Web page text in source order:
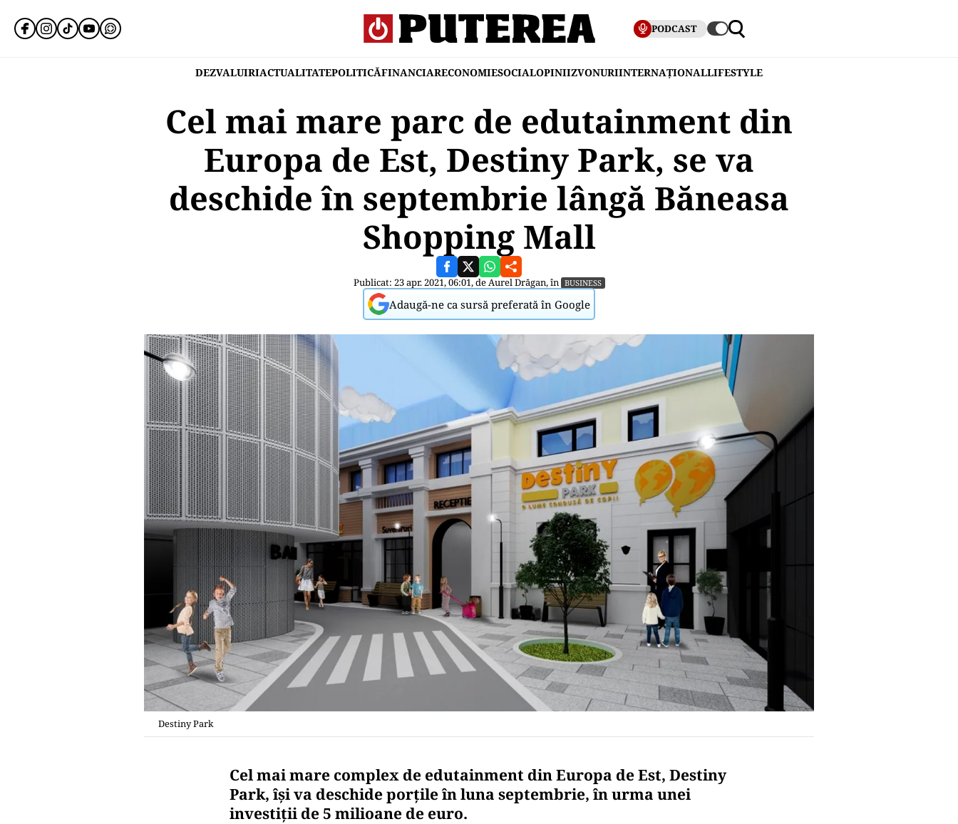
PODCAST
DEZVALUIRIACTUALITATEPOLITICĂFINANCIARECONOMIESOCIALOPINIIZVONURIINTERNAȚIONALLIFESTYLE
Cel mai mare parc de edutainment din
Europa de Est, Destiny Park, se va
deschide în septembrie lângă Băneasa
Shopping Mall
Publicat: 23 apr. 2021, 06:01, deAurel Drăgan, în BUSINESS
Adaugă-ne ca sursă preferată în Google
Destiny Park
Cel mai mare complex de edutainment din Europa de Est, Destiny
Park, îşi va deschide porţile în luna septembrie, în urma unei
investiţii de 5 milioane de euro.